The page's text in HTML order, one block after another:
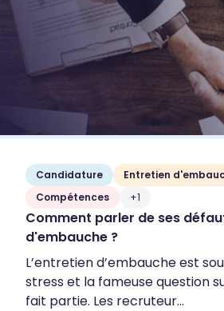
Candidature
Entretien
Compétences
+1
Comment parler de ses
d'embauche ?
L’entretien d’embauche est
stress et la fameuse question
fait partie. Les recruteur...